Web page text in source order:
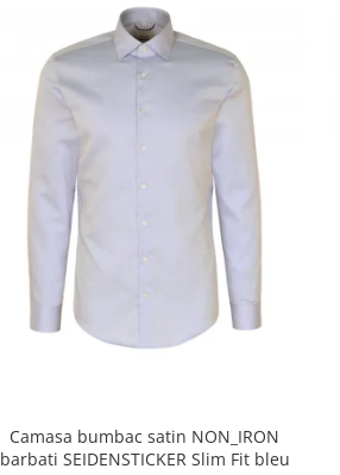
Camasa bumbac satin NON_IRON
barbati SEIDENSTICKER Slim Fit bleu